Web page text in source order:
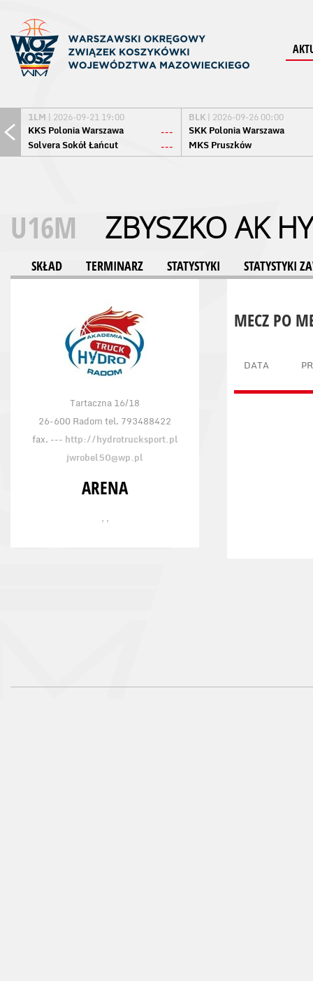
1LM | 2026-09-21 19:00
KKS Polonia Warszawa
---
Solvera Sokół Łańcut
---
BLK | 2026-09-26 00:00
SKK Polonia Warszawa
MKS Pruszków
U16M ZBYSZKO AK
SKŁAD TERMINARZ STATYSTYKI STATYSTYKI
Tartaczna 16/18
26-600 Radom tel. 793488422
fax. --- http://hydrotrucksport.pl
jwrobel50@wp.pl
ARENA
, ,
MECZ PO
DATA